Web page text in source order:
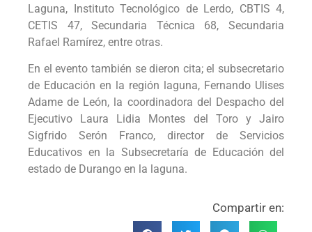
Laguna, Instituto Tecnológico de Lerdo, CBTIS 4,
CETIS 47, Secundaria Técnica 68, Secundaria
Rafael Ramírez, entre otras.
En el evento también se dieron cita; el subsecretario
de Educación en la región laguna, Fernando Ulises
Adame de León, la coordinadora del Despacho del
Ejecutivo Laura Lidia Montes del Toro y Jairo
Sigfrido Serón Franco, director de Servicios
Educativos en la Subsecretaría de Educación del
estado de Durango en la laguna.
Compartir en: